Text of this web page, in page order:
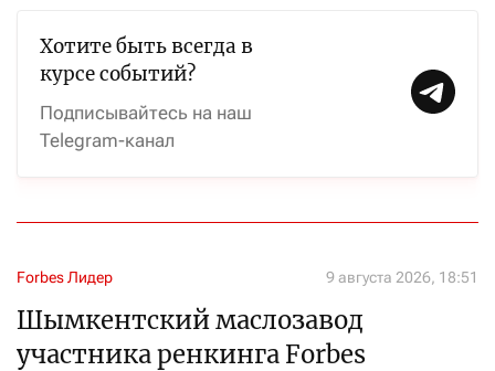
Хотите быть всегда в
курсе событий?
Подписывайтесь на наш
Telegram-канал
Forbes Лидер 9 августа 2026, 18:51
Шымкентский маслозавод
участника ренкинга Forbes